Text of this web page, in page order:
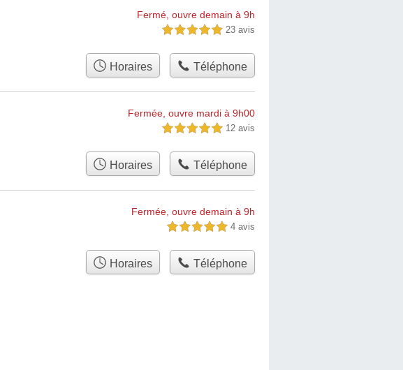
Fermé, ouvre demain à 9h
5,0 étoiles sur 5 23 avis
Horaires Téléphone
Fermée, ouvre mardi à 9h00
5,0 étoiles sur 5 12 avis
Horaires Téléphone
Fermée, ouvre demain à 9h
5,0 étoiles sur 5 4 avis
Horaires Téléphone